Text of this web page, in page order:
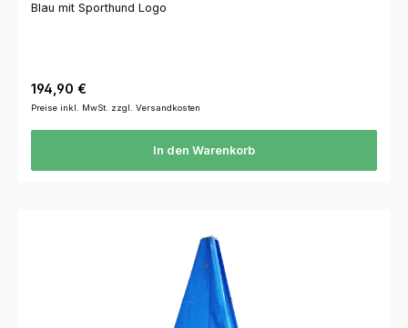
Blau mit Sporthund Logo
Regulärer Preis:
194,90 €
Preise inkl. MwSt. zzgl. Versandkosten
In den Warenkorb